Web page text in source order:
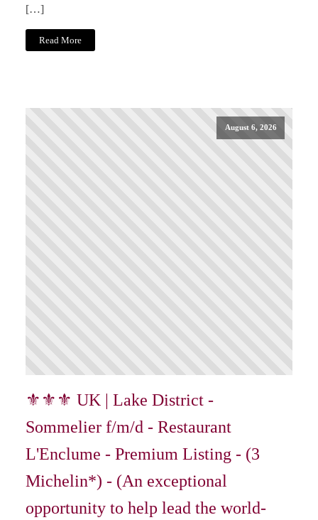
[…]
Read More
August 6, 2026
⚜⚜⚜ UK | Lake District -
Sommelier f/m/d - Restaurant
L'Enclume - Premium Listing - (3
Michelin*) - (An exceptional
opportunity to help lead the world-